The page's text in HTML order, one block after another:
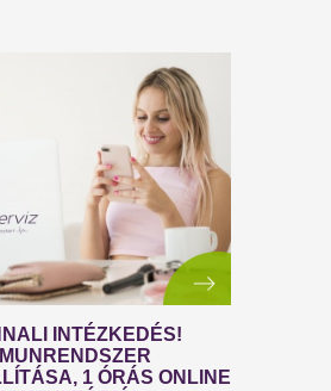
ÉS TOJÁSPOR?
szervezet számára az erős csontokhoz
szükséges, hogy megfelelő kalcium és
kerüljön be a táplálkozással, vagy
táplálékkiegészítő formájában.